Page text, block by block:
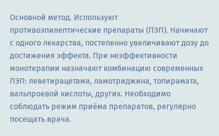
Основной метод. Используют
противоэпилептические препараты (ПЭП). Начинают
с одного лекарства, постепенно увеличивают дозу до
достижения эффекта. При неэффективности
монотерапии назначают комбинацию современных
ПЭП: леветирацетама, ламотриджина, топирамата,
вальпроевой кислоты, других. Необходимо
соблюдать режим приёма препаратов, регулярно
посещать врача.